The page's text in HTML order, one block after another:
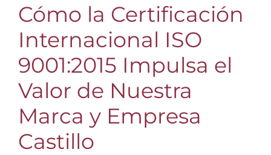
Cómo la Certificación
Internacional ISO
9001:2015 Impulsa el
Valor de Nuestra
Marca y Empresa
Castillo